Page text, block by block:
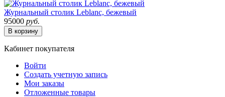
Журнальный столик Leblanc, бежевый
95000 руб.
В корзину
Кабинет покупателя
Войти
Создать учетную запись
Мои заказы
Отложенные товары